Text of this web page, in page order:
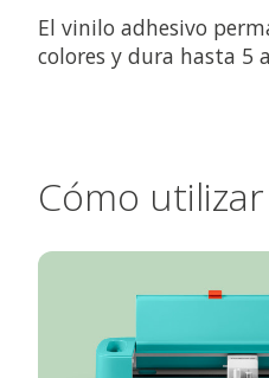
El vinilo adhesivo
colores y dura hasta 5
Cómo